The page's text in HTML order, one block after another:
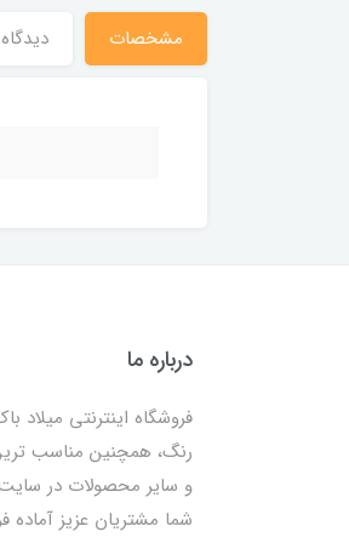
مشخصات
درباره ما
فروشگاه اینترنتی
رنگ، همچنین مناسب
و سایر محصولات در
شما مشتریان عزیز